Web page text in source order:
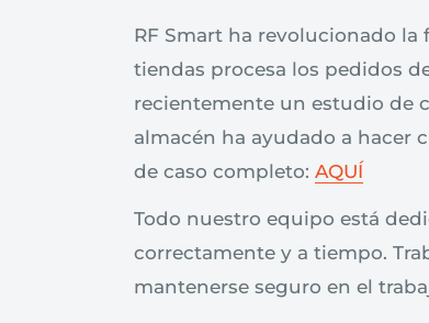
RF Smart ha revolucionado
tiendas procesa los pedidos
recientemente un estudio de
almacén ha ayudado a hacer
de caso completo: AQUÍ
Todo nuestro equipo está
correctamente y a tiempo.
mantenerse seguro en el